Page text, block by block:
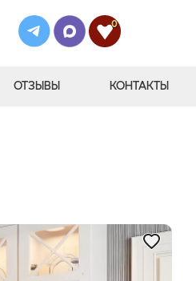
0
ОТЗЫВЫ КОНТАКТЫ